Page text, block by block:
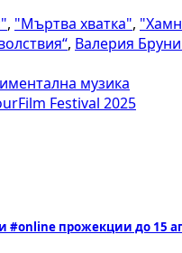
, "Мъртва хватка",
, Валерия
музика
Festival 2025
#online прожекции до 15